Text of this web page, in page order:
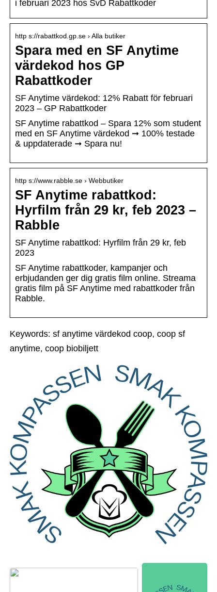
i februari 2023 hos SvD Rabattkoder
http s://rabattkod.gp.se › Alla butiker
Spara med en SF Anytime
värdekod hos GP
Rabattkoder
SF Anytime värdekod: 12% Rabatt för februari
2023 – GP Rabattkoder
SF Anytime rabattkod – Spara 12% som student
med en SF Anytime värdekod ➞ 100% testade
& uppdaterade ➞ Spara nu!
http s://www.rabble.se › Webbutiker
SF Anytime rabattkod:
Hyrfilm från 29 kr, feb 2023 –
Rabble
SF Anytime rabattkod: Hyrfilm från 29 kr, feb
2023
SF Anytime rabattkoder, kampanjer och
erbjudanden ger dig gratis film online. Streama
gratis film på SF Anytime med rabattkoder från
Rabble.
Keywords: sf anytime värdekod coop, coop sf
anytime, coop biobiljett